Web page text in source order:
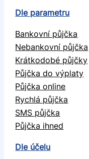
Dle parametru
Bankovní půjčka
Nebankovní půjčka
Krátkodobé půjčky
Půjčka do výplaty
Půjčka online
Rychlá půjčka
SMS půjčka
Půjčka ihned
Dle účelu